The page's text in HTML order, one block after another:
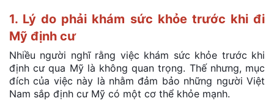
1. Lý do phải khám sức khỏe trước khi đi
Mỹ định cư
Nhiều người nghĩ rằng việc khám sức khỏe trước khi
định cư qua Mỹ là không quan trọng. Thế nhưng, mục
đích của việc này là nhằm đảm bảo những người Việt
Nam sắp định cư Mỹ có một cơ thể khỏe mạnh.